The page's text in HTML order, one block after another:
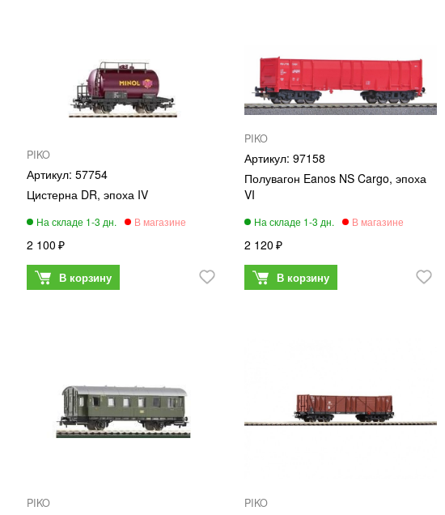
PIKO
57754
Цистерна DR, эпоха IV
2 100
PIKO
97158
Полувагон Eanos NS Cargo, эпоха
VI
2 120
PIKO PIKO